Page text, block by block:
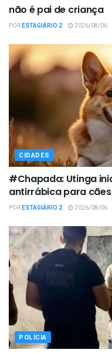
não é pai de criança
PORESTAGIÁRIO 2 2026/08/06
CIDADES
#Chapada: Utinga
antirrábica para
PORESTAGIÁRIO 2 2026/08/06
POLÍCIA